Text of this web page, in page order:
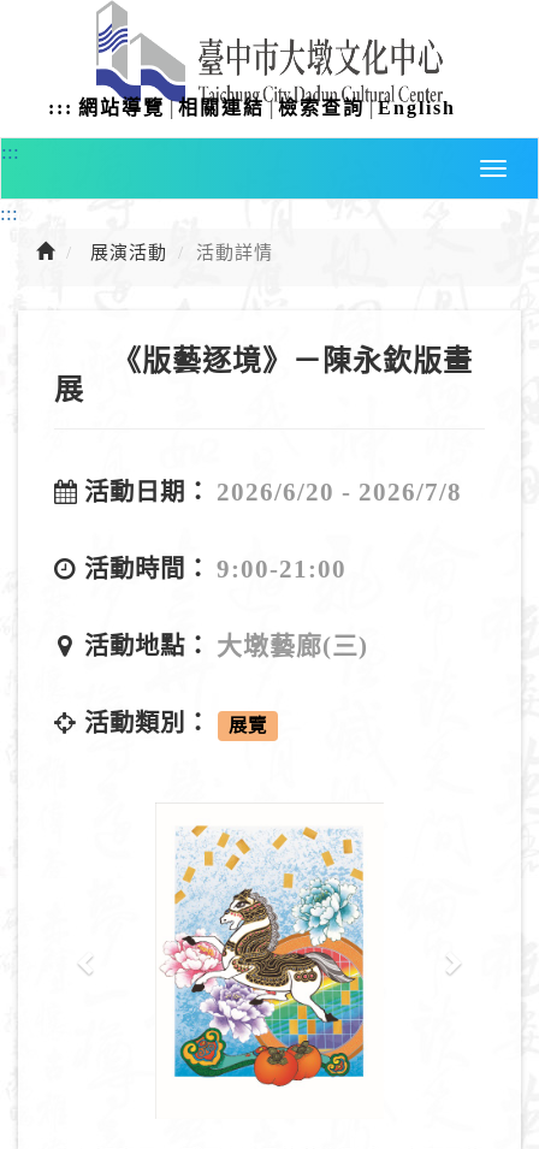
容
::: 網站導覽 |相關連結|檢索查詢|English
:::
:::
展演活動 活動詳情
《版藝逐境》－陳永欽版畫
展
活動日期： 2026/6/20 - 2026/7/8
活動時間： 9:00-21:00
活動地點： 大墩藝廊(三)
活動類別： 展覽
i